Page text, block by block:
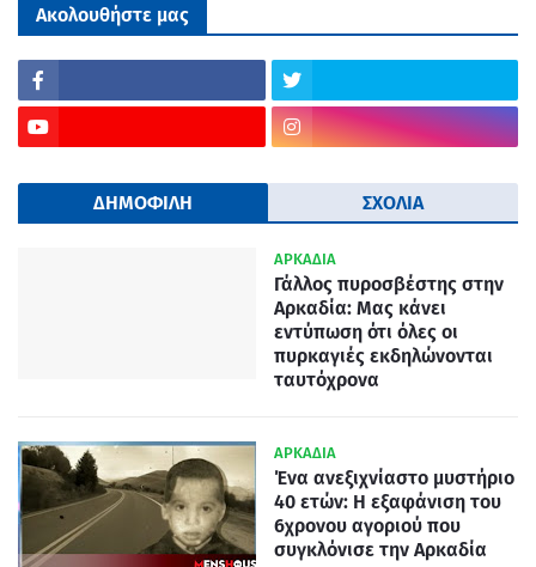
Ακολουθήστε μας
ΔΗΜΟΦΙΛΗ ΣΧΟΛΙΑ
ΑΡΚΑΔΙΑ
Γάλλος πυροσβέστης στην
Αρκαδία: Μας κάνει
εντύπωση ότι όλες οι
πυρκαγιές εκδηλώνονται
ταυτόχρονα
ΑΡΚΑΔΙΑ
Ένα ανεξιχνίαστο μυστήριο
40 ετών: Η εξαφάνιση του
6χρονου αγοριού που
συγκλόνισε την Αρκαδία